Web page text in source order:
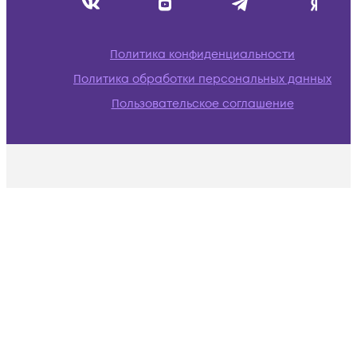
Политика конфиденциальности
Политика обработки персональных данных
Пользовательское соглашение